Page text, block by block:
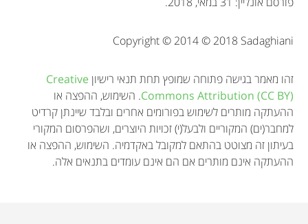
n
Copyright © 2014 © 2018 Sadaghiani
זהו מאמר בגישה פתוחה שמופץ תחת תנאי רישיון Creative
Commons Attribution (CC BY). השימוש, ההפצה או
ההעתקה מותרים לשימוש בפורומים אחרים ובלבד שיינתן קרדיט
למחבר(ים) המקוריים ולבעל(י) זכויות היוצרים, ושהפרסום המקורי
בעיתון זה מצוטט בהתאם למקובל באקדמיה. השימוש, ההפצה או
ההעתקה אינם מותרים אם הם אינם עומדים בתנאים אלה.